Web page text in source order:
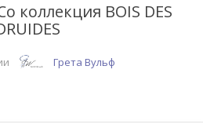
коллекция BOIS DES
Грета Вульф